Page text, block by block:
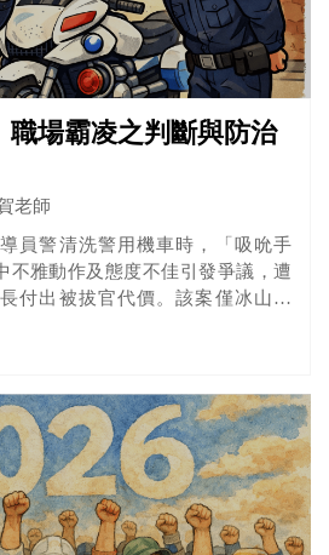
職場霸凌之判斷與防治
老師
員警清洗警用機車時，「吸吮手
不雅動作及態度不佳引發爭議，遭
付出被拔官代價。該案僅冰山一
尊嚴，不該把工作失誤無限上綱成